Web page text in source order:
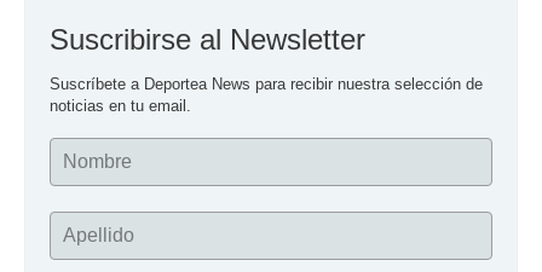
Suscribirse al Newsletter
Suscríbete a Deportea News para recibir nuestra selección de
noticias en tu email.
Nombre
Apellido